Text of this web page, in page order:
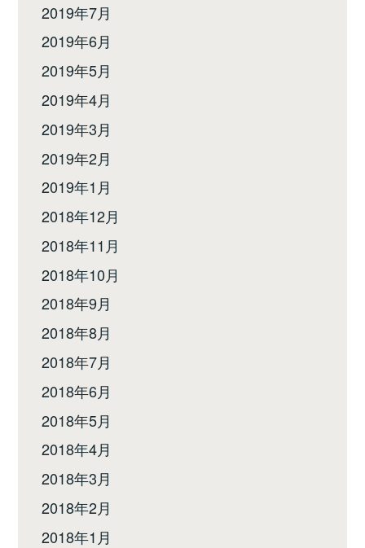
2019年7月
2019年6月
2019年5月
2019年4月
2019年3月
2019年2月
2019年1月
2018年12月
2018年11月
2018年10月
2018年9月
2018年8月
2018年7月
2018年6月
2018年5月
2018年4月
2018年3月
2018年2月
2018年1月